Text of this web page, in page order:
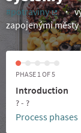
#potraviny
zapojenými městy
PHASE 1 OF 5
Introduction
? - ?
Process phases